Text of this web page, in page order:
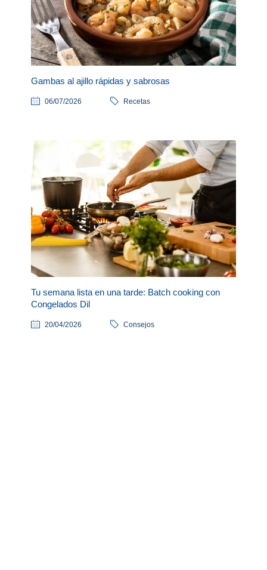
Gambas al ajillo rápidas y sabrosas
06/07/2026 Recetas
Tu semana lista en una tarde: Batch cooking con
Congelados Dil
20/04/2026 Consejos